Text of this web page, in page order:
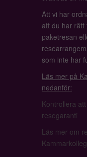
Att vi har
att du har rätt
paketresan
som inte har
Läs mer på
nedanför:
Kontrollera
resegaranti
Läs mer om